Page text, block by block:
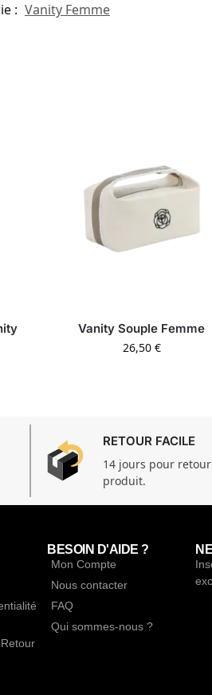
: Vanity Femme
Vanity Souple Femme
26,50 €
RETOUR FACILE
14 jours pour
produit.
BESOIN D'AIDE ?
Mon Compte
Nous contacter
FAQ
Qui sommes-nous ?